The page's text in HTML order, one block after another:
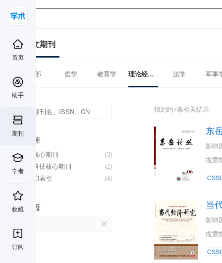
首页
助手
期刊
学者
收藏
订阅
中文期刊
全部 哲学 教育学 理论经济学 法学 军事
数据库
(3)
北大核心期刊
(2)
中国科技核心期刊
(4)
CSSCI索引
首字母
找到约7条相关结果
东
影响
搜索
当
影响
搜索